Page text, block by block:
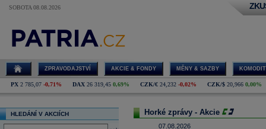
SOBOTA 08.08.2026
ZPRAVODAJSTVÍ AKCIE & FONDY MĚNY & SAZBY
PX 2 785,07 -0,71% DAX 26 319,45 0,69% CZK/€ 24,232 -0,02% CZK/$ 20,966 0,00%
HLEDÁNÍ V AKCIÍCH Horké zprávy - Akcie
07.08.2026